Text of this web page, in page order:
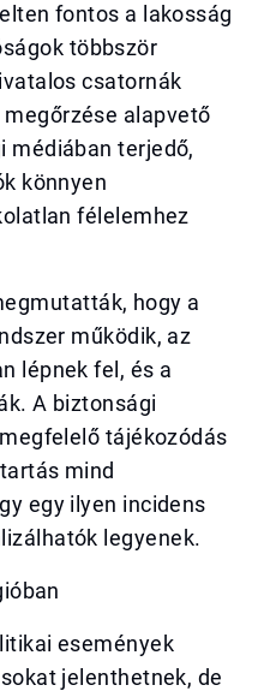
fontos a lakosság
többször
csatornák
alapvető
médiában terjedő,
könnyen
félelemhez
hogy a
működik, az
lépnek fel, és a
A biztonsági
tájékozódás
mind
egy ilyen incidens
legyenek.
események
jelenthetnek, de